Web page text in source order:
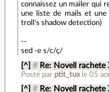
connaissez un mailer qui
une liste de mails et une
troll's shadow detection)
--
sed -e s/c/ç/
[^] # Re: Novell rachete
Posté par ptit_tux le 05
[^] # Re: Novell rachete